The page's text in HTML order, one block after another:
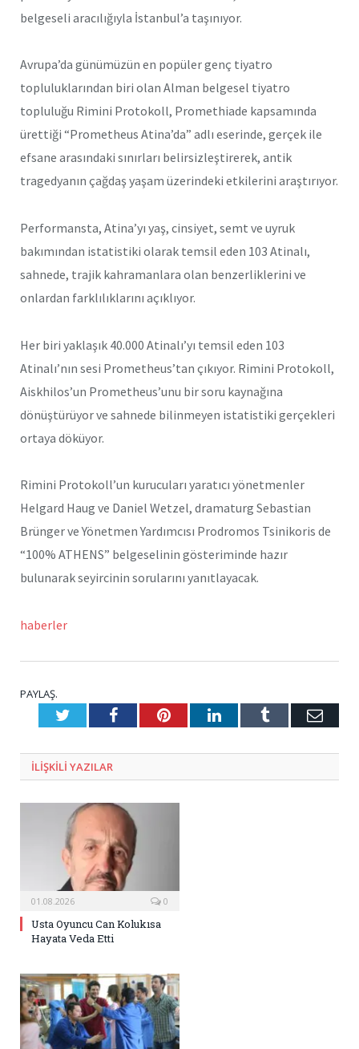
belgeseli aracılığıyla İstanbul’a taşınıyor.
Avrupa’da günümüzün en popüler genç tiyatro
topluluklarından biri olan Alman belgesel tiyatro
topluluğu Rimini Protokoll, Promethiade kapsamında
ürettiği “Prometheus Atina’da” adlı eserinde, gerçek ile
efsane arasındaki sınırları belirsizleştirerek, antik
tragedyanın çağdaş yaşam üzerindeki etkilerini araştırıyor.
Performansta, Atina’yı yaş, cinsiyet, semt ve uyruk
bakımından istatistiki olarak temsil eden 103 Atinalı,
sahnede, trajik kahramanlara olan benzerliklerini ve
onlardan farklılıklarını açıklıyor.
Her biri yaklaşık 40.000 Atinalı’yı temsil eden 103
Atinalı’nın sesi Prometheus’tan çıkıyor. Rimini Protokoll,
Aiskhilos’un Prometheus’unu bir soru kaynağına
dönüştürüyor ve sahnede bilinmeyen istatistiki gerçekleri
ortaya döküyor.
Rimini Protokoll’un kurucuları yaratıcı yönetmenler
Helgard Haug ve Daniel Wetzel, dramaturg Sebastian
Brünger ve Yönetmen Yardımcısı Prodromos Tsinikoris de
“100% ATHENS” belgeselinin gösteriminde hazır
bulunarak seyircinin sorularını yanıtlayacak.
haberler
PAYLAŞ.
TwitterFacebookPinterestLinkedInTumblr E-
ILIŞKILI YAZILAR
01.08.2026 0
Usta Oyuncu Can Kolukısa
Hayata Veda Etti